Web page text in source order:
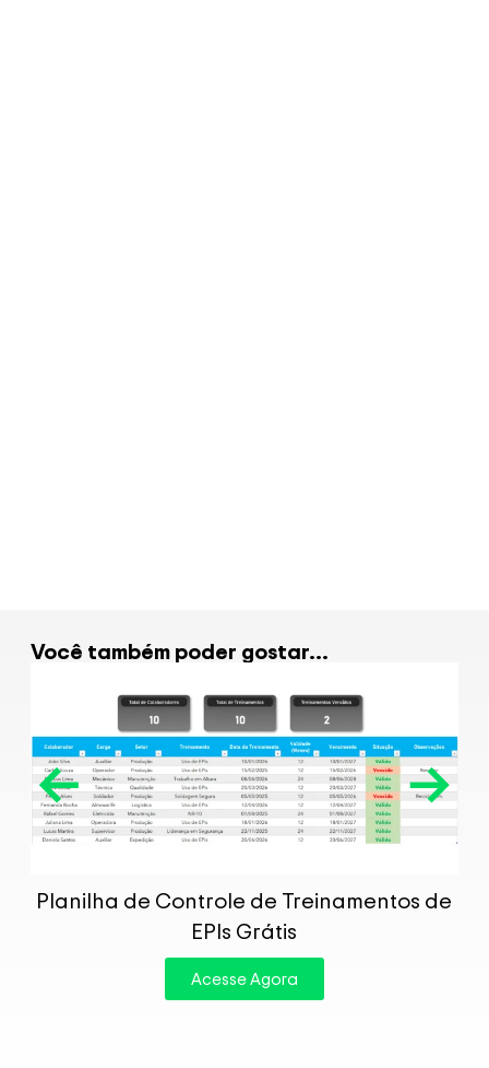
Você também poder gostar...
Planilha de Controle de Treinamentos de
EPIs Grátis
Acesse Agora